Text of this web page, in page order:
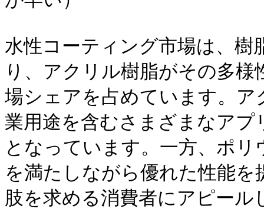
水性コーティング市場は、樹
り、アクリル樹脂がその多
場シェアを占めています。
業用途を含むさまざまなア
となっています。一方、ポ
を満たしながら優れた性能
肢を求める消費者にアピー